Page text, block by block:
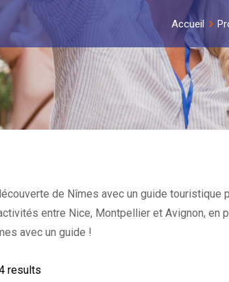
Accueil
de Nîmes avec un guide touristique
entre Nice, Montpellier et Avignon, en
avec un guide !
results